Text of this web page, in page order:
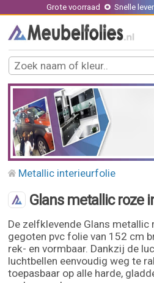
Grote voorraad Snelle
Metallic interieurfolie
Glans metallic roze
De zelfklevende Glans
gegoten pvc folie van 152 cm
rek- en vormbaar. Dankzij de
luchtbellen eenvoudig weg te
toepasbaar op alle harde,